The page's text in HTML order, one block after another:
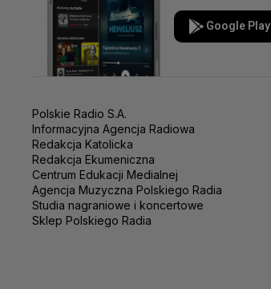
Google Play
Polskie Radio S.A.
Informacyjna Agencja Radiowa
Redakcja Katolicka
Redakcja Ekumeniczna
Centrum Edukacji Medialnej
Agencja Muzyczna Polskiego Radia
Studia nagraniowe i koncertowe
Sklep Polskiego Radia